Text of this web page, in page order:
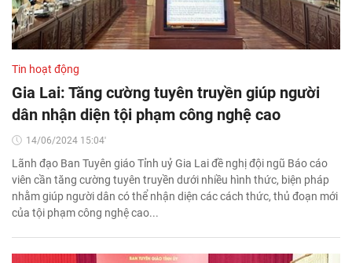
Tin hoạt động
Gia Lai: Tăng cường tuyên truyền giúp người
dân nhận diện tội phạm công nghệ cao
14/06/2024 15:04'
Lãnh đạo Ban Tuyên giáo Tỉnh uỷ Gia Lai đề nghị đội ngũ Báo cáo
viên cần tăng cường tuyên truyền dưới nhiều hình thức, biện pháp
nhằm giúp người dân có thể nhận diện các cách thức, thủ đoạn mới
của tội phạm công nghệ cao...